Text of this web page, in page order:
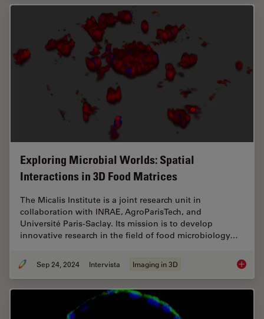
Exploring Microbial Worlds: Spatial
Interactions in 3D Food Matrices
The Micalis Institute is a joint research unit in
collaboration with INRAE, AgroParisTech, and
Université Paris-Saclay. Its mission is to develop
innovative research in the field of food microbiology…
Sep 24, 2024 Intervista Imaging in 3D